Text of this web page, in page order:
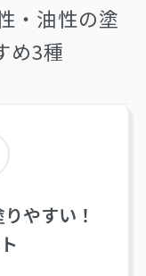
・油性の塗
め3種
やすい！